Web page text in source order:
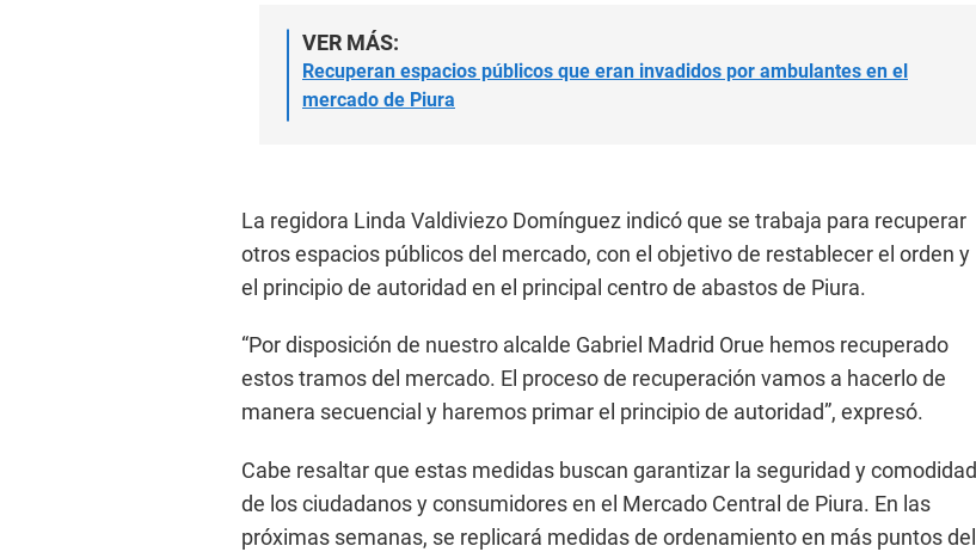
VER MÁS:
Recuperan espacios públicos que eran invadidos por ambulantes en el
mercado de Piura
La regidora Linda Valdiviezo Domínguez indicó que se trabaja para recuperar
otros espacios públicos del mercado, con el objetivo de restablecer el orden y
el principio de autoridad en el principal centro de abastos de Piura.
“Por disposición de nuestro alcalde Gabriel Madrid Orue hemos recuperado
estos tramos del mercado. El proceso de recuperación vamos a hacerlo de
manera secuencial y haremos primar el principio de autoridad”, expresó.
Cabe resaltar que estas medidas buscan garantizar la seguridad y comodidad
de los ciudadanos y consumidores en el Mercado Central de Piura. En las
próximas semanas, se replicará medidas de ordenamiento en más puntos del